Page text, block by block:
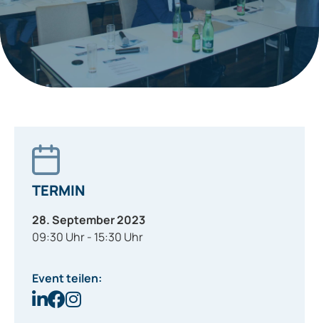
TERMIN
28. September 2023
09:30 Uhr - 15:30 Uhr
Event teilen: